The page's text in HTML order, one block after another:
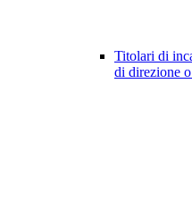
Titolari di
di direzione